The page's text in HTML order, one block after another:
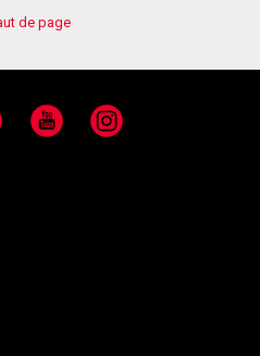
de page
YouTube Instagram